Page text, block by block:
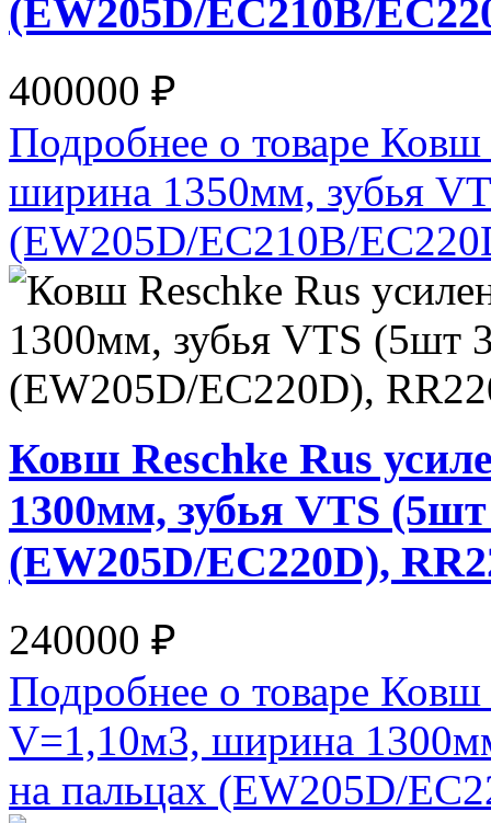
(EW205D/EC210B/
400000 ₽
Подробнее о товаре
ширина 1350мм, зубья
(EW205D/EC210B/
Ковш Reschke Rus
1300мм, зубья VTS
(EW205D/EC220D),
240000 ₽
Подробнее о товаре
V=1,10м3, ширина
на пальцах (EW205D/